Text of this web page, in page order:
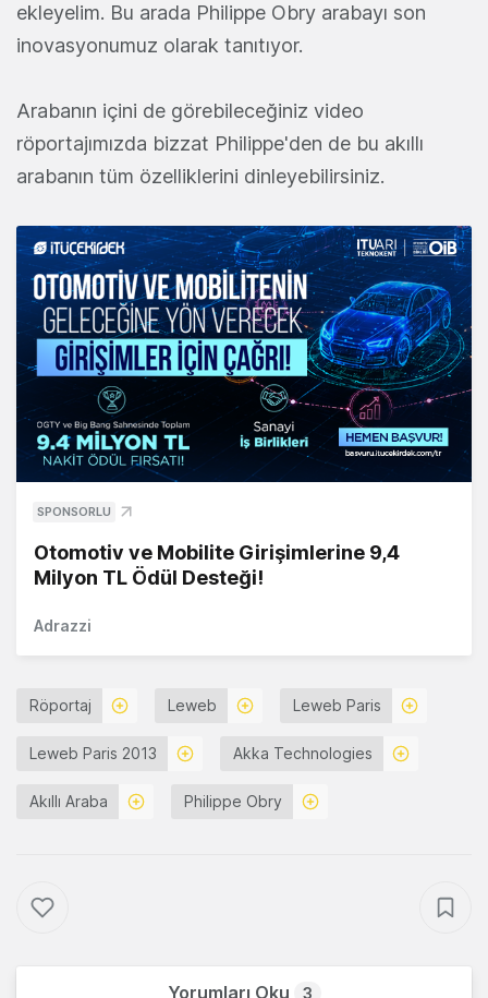
ekleyelim. Bu arada Philippe Obry arabayı son
inovasyonumuz olarak tanıtıyor.
Arabanın içini de görebileceğiniz video
röportajımızda bizzat Philippe'den de bu akıllı
arabanın tüm özelliklerini dinleyebilirsiniz.
SPONSORLU
Otomotiv ve Mobilite Girişimlerine 9,4
Milyon TL Ödül Desteği!
Adrazzi
Röportaj Leweb Leweb Paris
Leweb Paris 2013 Akka Technologies
Akıllı Araba Philippe Obry
Yorumları Oku 3